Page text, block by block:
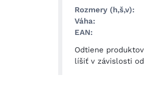
Rozmery (h,š,v)
Váha
EAN
Odtiene
líšiť v závislosti